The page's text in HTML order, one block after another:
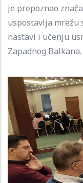
je prepoznao
uspostavlja mrežu
nastavi i učenju
Zapadnog Balkana.